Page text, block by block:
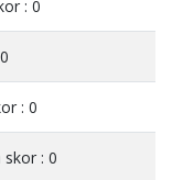
: 0
: 0
skor : 0